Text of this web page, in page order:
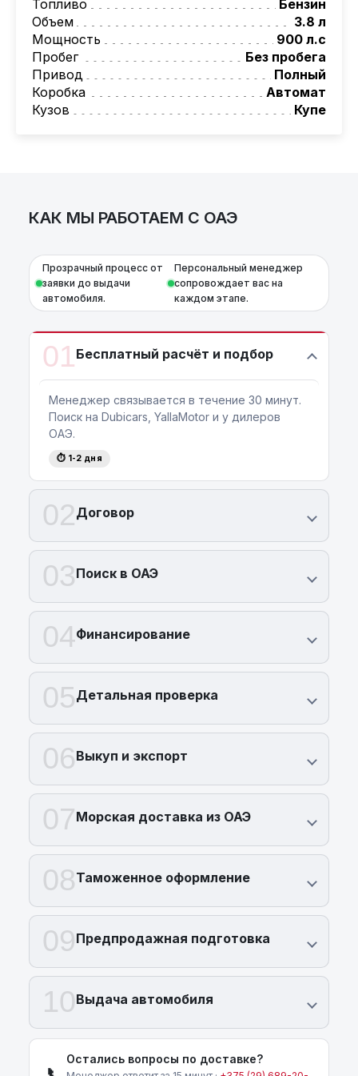
документальное сопровождение, помощь
при растаможке. Экономьте свое время и
деньги!
Также, для граждан РБ действует
лизинговая программа на НОВЫЕ
автомобили.
Условия и подробности можно узнать по
Топливо
Бензин
Объем
3.8 л
Мощность
900 л.с
Пробег
Без пробега
Привод
Полный
Коробка
Автомат
Кузов
Купе
КАК МЫ РАБОТАЕМ С ОАЭ
Прозрачный процесс от
заявки до выдачи
автомобиля.
Персональный менеджер
сопровождает вас на
каждом этапе.
01Бесплатный расчёт и подбор
Менеджер связывается в течение 30 минут.
Поиск на Dubicars, YallaMotor и у дилеров
ОАЭ.
⏱ 1-2 дня
02Договор
03Поиск в ОАЭ
04Финансирование
05Детальная проверка
06Выкуп и экспорт
07Морская доставка из ОАЭ
08Таможенное оформление
09Предпродажная подготовка
10Выдача автомобиля
Остались вопросы по доставке?